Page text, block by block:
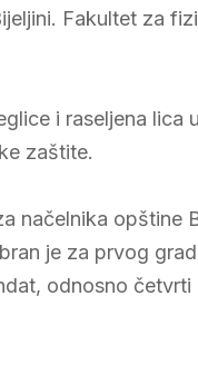
Fakultet za
i raseljena lica
zaštite.
načelnika opštine
je za prvog
odnosno